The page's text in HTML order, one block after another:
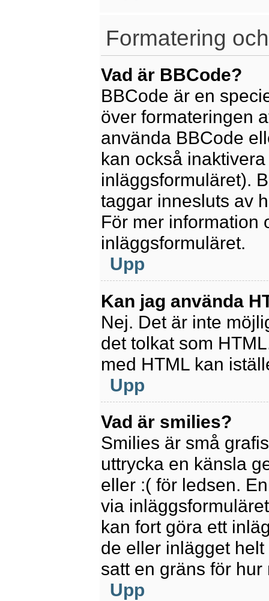
Formatering
Vad är BBCode?
BBCode är en
över formateringen
använda BBCode
kan också
inläggsformuläret).
taggar innesluts av
För mer information
inläggsformuläret.
Upp
Kan jag använda
Nej. Det är inte
det tolkat som
med HTML kan
Upp
Vad är smilies?
Smilies är små
uttrycka en känsla
eller :( för ledsen.
via
kan fort göra ett
de eller inlägget
satt en gräns för
Upp